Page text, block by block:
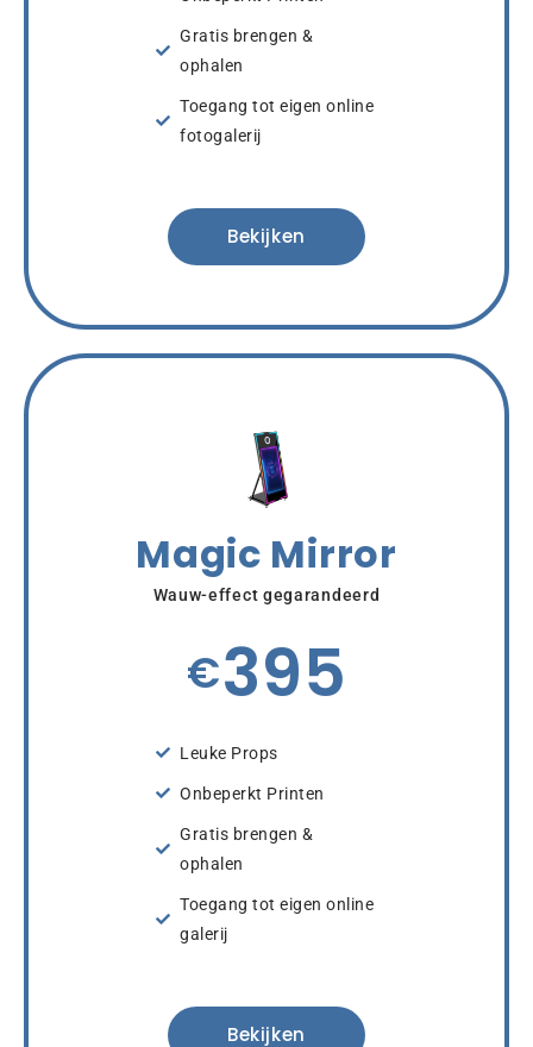
Gratis brengen &
ophalen
Toegang tot eigen online
fotogalerij
Bekijken
Magic Mirror
Wauw-effect gegarandeerd
€395
Leuke Props
Onbeperkt Printen
Gratis brengen &
ophalen
Toegang tot eigen online
galerij
Bekijken